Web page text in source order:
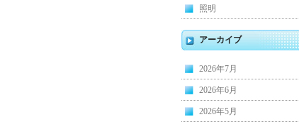
照明
アーカイブ
2026年7月
2026年6月
2026年5月